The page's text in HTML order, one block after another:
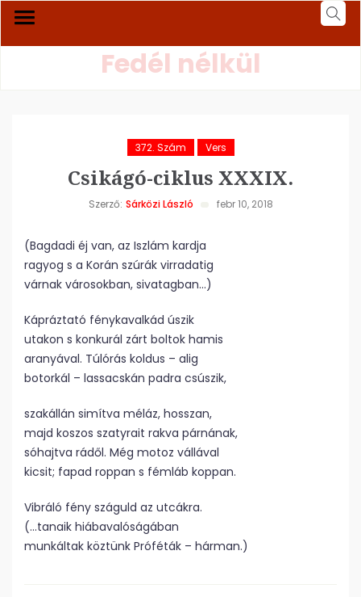
Fedél nélkül
372. Szám Vers
Csikágó-ciklus XXXIX.
Szerző: Sárközi László febr 10, 2018
(Bagdadi éj van, az Iszlám kardja
ragyog s a Korán szúrák virradatig
várnak városokban, sivatagban…)
Kápráztató fénykavalkád úszik
utakon s konkurál zárt boltok hamis
aranyával. Túlórás koldus – alig
botorkál – lassacskán padra csúszik,
szakállán simítva méláz, hosszan,
majd koszos szatyrait rakva párnának,
sóhajtva rádől. Még motoz vállával
kicsit; fapad roppan s fémláb koppan.
Vibráló fény száguld az utcákra.
(…tanaik hiábavalóságában
munkáltak köztünk Próféták – hárman.)